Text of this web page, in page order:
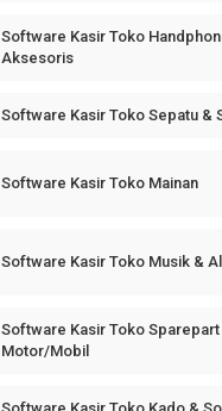
Software Kasir Toko
Aksesoris
Software Kasir Toko Sepatu &
Software Kasir Toko Mainan
Software Kasir Toko Musik &
Software Kasir Toko Sparepart
Motor/Mobil